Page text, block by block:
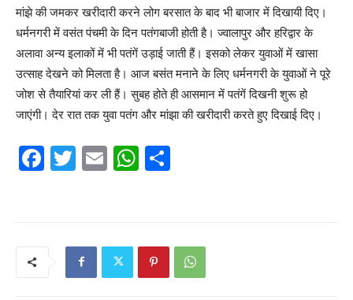
मांझे की जमकर खरीदारी करने लोग बरसात के बाद भी बाजार में दिखायी दिए।
धर्मनगरी में वसंत पंचमी के दिन पतंगबाजी होती है। ज्वालापुर और हरिद्वार के
अलावा अन्य इलाकों में भी पतंगें उड़ाई जाती हैं। इसको लेकर युवाओं में खासा
उत्साह देखने को मिलता है। आज बसंत मनाने के लिए धर्मनगरी के युवाओं ने पूरे
जोश से तैयारियां कर ली हैं। सुबह होते ही आसमान में पतंगें दिखनी शुरू हो
जाएंगी। देर रात तक युवा पतंग और मांझा की खरीदारी करते हुए दिखाई दिए।
F
T
E
W
A
p